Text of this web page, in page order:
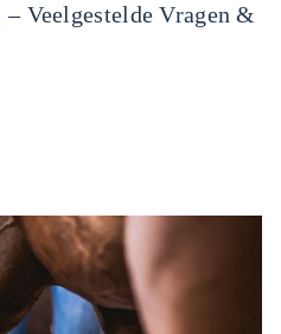
Veelgestelde Vragen &